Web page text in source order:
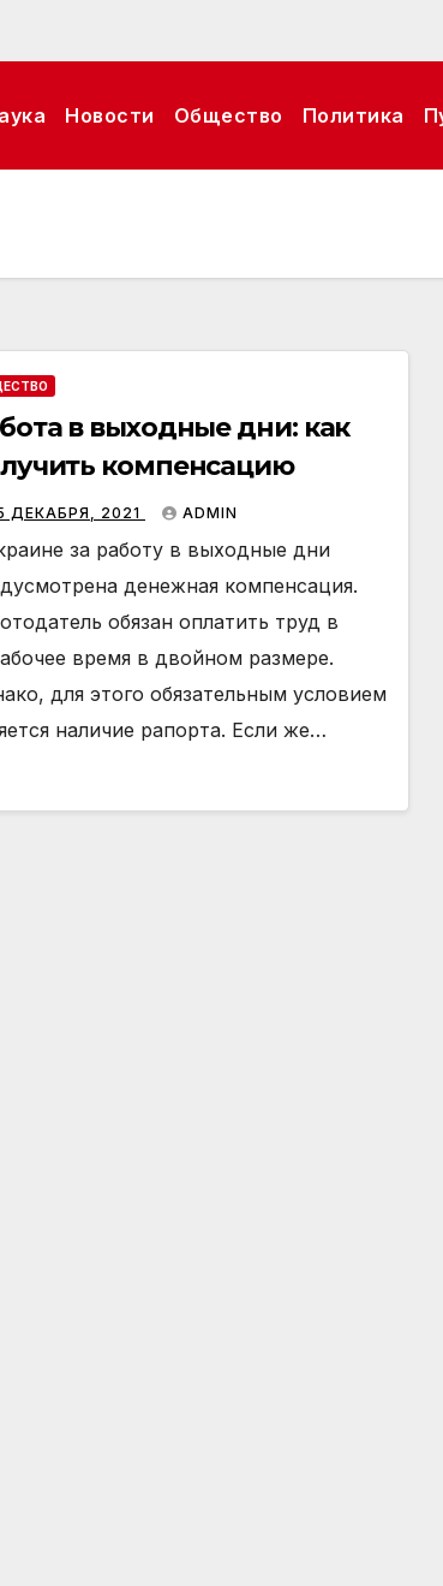
Новости Общество Политика
в выходные дни: как
компенсацию
ДЕКАБРЯ, 2021 ADMIN
за работу в выходные дни
денежная компенсация.
обязан оплатить труд в
время в двойном размере.
для этого обязательным условием
наличие рапорта. Если же…